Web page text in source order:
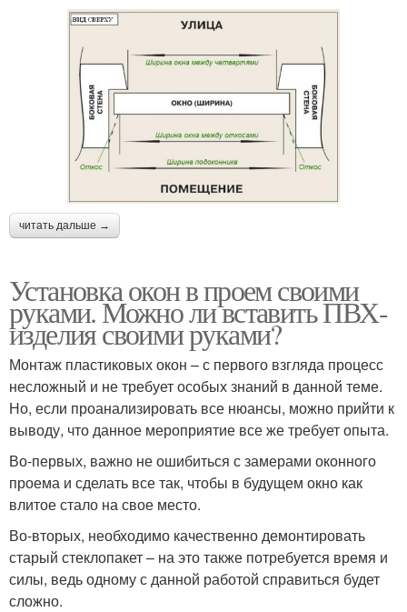
читать дальше →
Установка окон в проем своими
руками. Можно ли вставить ПВХ-
изделия своими руками?
Монтаж пластиковых окон – с первого взгляда процесс
несложный и не требует особых знаний в данной теме.
Но, если проанализировать все нюансы, можно прийти к
выводу, что данное мероприятие все же требует опыта.
Во-первых, важно не ошибиться с замерами оконного
проема и сделать все так, чтобы в будущем окно как
влитое стало на свое место.
Во-вторых, необходимо качественно демонтировать
старый стеклопакет – на это также потребуется время и
силы, ведь одному с данной работой справиться будет
сложно.